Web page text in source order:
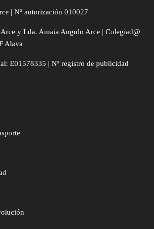
| Nº autorización 010027
y Lda. Amaia Angulo Arce | Colegiad@
Alava
E01578335 | Nº registro de publicidad